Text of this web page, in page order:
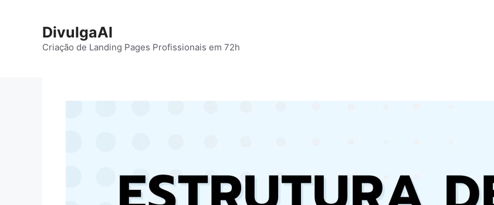
conteúdo
DivulgaAI
Criação de Landing Pages Profissionais em 72h